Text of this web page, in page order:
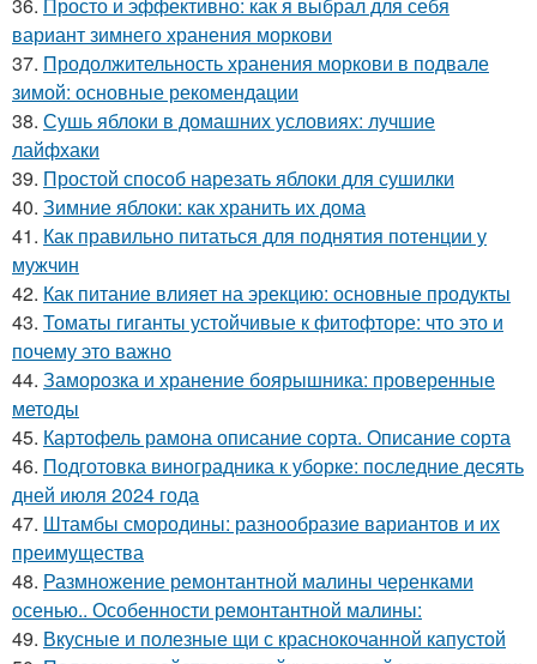
36. Просто и эффективно: как я выбрал для себя
вариант зимнего хранения моркови
37. Продолжительность хранения моркови в подвале
зимой: основные рекомендации
38. Сушь яблоки в домашних условиях: лучшие
лайфхаки
39. Простой способ нарезать яблоки для сушилки
40. Зимние яблоки: как хранить их дома
41. Как правильно питаться для поднятия потенции у
мужчин
42. Как питание влияет на эрекцию: основные продукты
43. Томаты гиганты устойчивые к фитофторе: что это и
почему это важно
44. Заморозка и хранение боярышника: проверенные
методы
45. Картофель рамона описание сорта. Описание сорта
46. Подготовка виноградника к уборке: последние десять
дней июля 2024 года
47. Штамбы смородины: разнообразие вариантов и их
преимущества
48. Размножение ремонтантной малины черенками
осенью.. Особенности ремонтантной малины:
49. Вкусные и полезные щи с краснокочанной капустой